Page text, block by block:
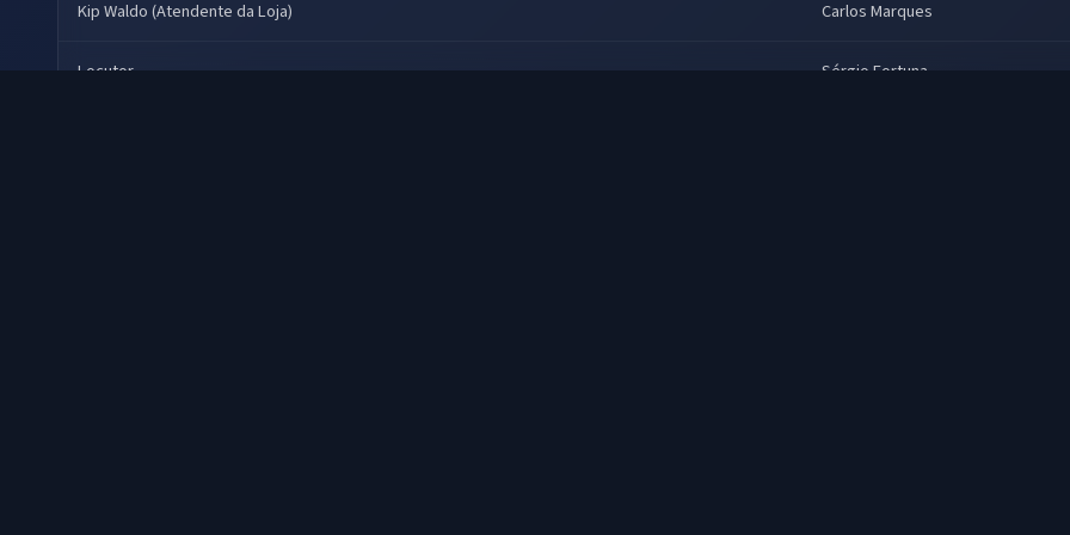
Kip Waldo (Atendente da Loja) Carlos Marques
Locutor Sérgio Fortuna